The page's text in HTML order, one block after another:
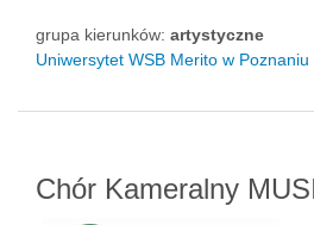
grupa kierunków: artystyczne
Uniwersytet WSB Merito w Poznaniu
Chór Kameralny